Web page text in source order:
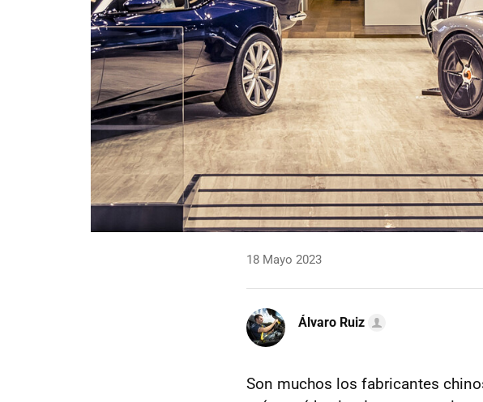
18 Mayo 2023
Álvaro Ruiz
Son muchos los fabricantes